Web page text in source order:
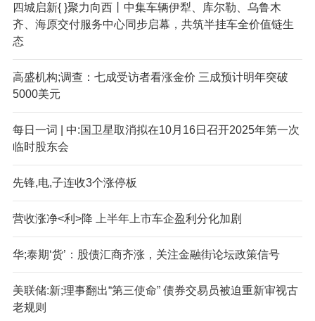
四城启新{ }聚力向西丨中集车辆伊犁、库尔勒、乌鲁木
齐、海原交付服务中心同步启幕，共筑半挂车全价值链生
态
高盛机构;调查：七成受访者看涨金价 三成预计明年突破
5000美元
每日一词 | 中:国卫星取消拟在10月16日召开2025年第一次
临时股东会
先锋,电,子连收3个涨停板
营收涨净<利>降 上半年上市车企盈利分化加剧
华;泰期‘货’：股债汇商齐涨，关注金融街论坛政策信号
美联储:新;理事翻出“第三使命” 债券交易员被迫重新审视古
老规则